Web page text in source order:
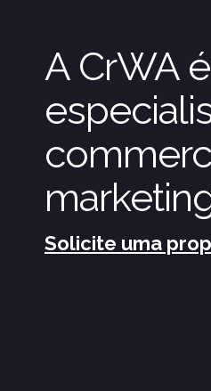
A CrWA
Solicite uma